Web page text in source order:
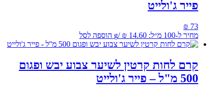
פייר ג'ולייט
₪ 73
מחיר ל-100 מ״ל:
₪ 14.60
/
g הוספה לסל
קרם לחות קרטין לשיער צבוע יבש ופגום
500 מ"ל – פייר ג'ולייט